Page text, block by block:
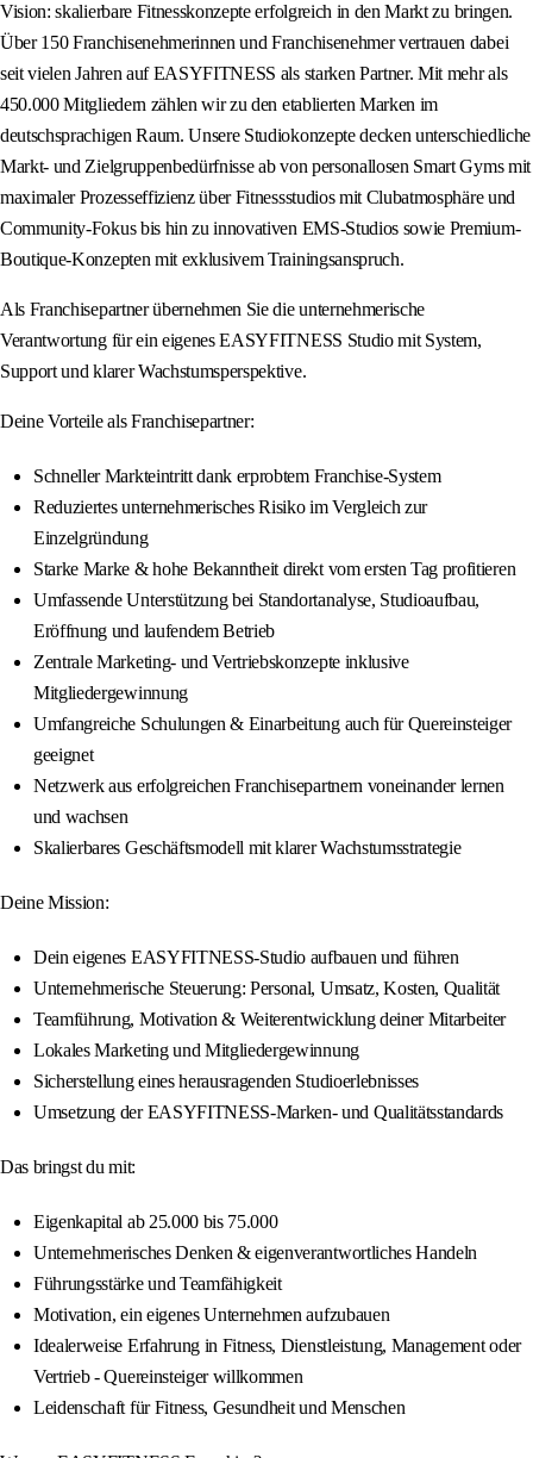
Vision: skalierbare Fitnesskonzepte erfolgreich in den Markt zu bringen.
Über 150 Franchisenehmerinnen und Franchisenehmer vertrauen dabei
seit vielen Jahren auf EASYFITNESS als starken Partner. Mit mehr als
450.000 Mitgliedern zählen wir zu den etablierten Marken im
deutschsprachigen Raum. Unsere Studiokonzepte decken unterschiedliche
Markt- und Zielgruppenbedürfnisse ab von personallosen Smart Gyms mit
maximaler Prozesseffizienz über Fitnessstudios mit Clubatmosphäre und
Community-Fokus bis hin zu innovativen EMS-Studios sowie Premium-
Boutique-Konzepten mit exklusivem Trainingsanspruch.
Als Franchisepartner übernehmen Sie die unternehmerische
Verantwortung für ein eigenes EASYFITNESS Studio mit System,
Support und klarer Wachstumsperspektive.
Deine Vorteile als Franchisepartner:
Schneller Markteintritt dank erprobtem Franchise-System
Reduziertes unternehmerisches Risiko im Vergleich zur
Einzelgründung
Starke Marke & hohe Bekanntheit direkt vom ersten Tag profitieren
Umfassende Unterstützung bei Standortanalyse, Studioaufbau,
Eröffnung und laufendem Betrieb
Zentrale Marketing- und Vertriebskonzepte inklusive
Mitgliedergewinnung
Umfangreiche Schulungen & Einarbeitung auch für Quereinsteiger
geeignet
Netzwerk aus erfolgreichen Franchisepartnern voneinander lernen
und wachsen
Skalierbares Geschäftsmodell mit klarer Wachstumsstrategie
Deine Mission:
Dein eigenes EASYFITNESS-Studio aufbauen und führen
Unternehmerische Steuerung: Personal, Umsatz, Kosten, Qualität
Teamführung, Motivation & Weiterentwicklung deiner Mitarbeiter
Lokales Marketing und Mitgliedergewinnung
Sicherstellung eines herausragenden Studioerlebnisses
Umsetzung der EASYFITNESS-Marken- und Qualitätsstandards
Das bringst du mit:
Eigenkapital ab 25.000 bis 75.000
Unternehmerisches Denken & eigenverantwortliches Handeln
Führungsstärke und Teamfähigkeit
Motivation, ein eigenes Unternehmen aufzubauen
Idealerweise Erfahrung in Fitness, Dienstleistung, Management oder
Vertrieb - Quereinsteiger willkommen
Leidenschaft für Fitness, Gesundheit und Menschen